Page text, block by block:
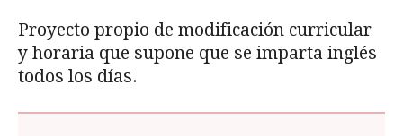
Proyecto propio de modificación curricular
y horaria que supone que se imparta inglés
todos los días.